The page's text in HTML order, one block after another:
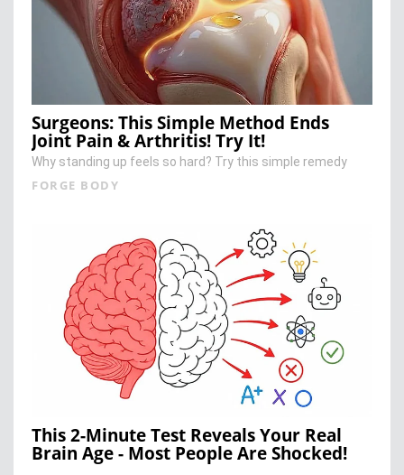
Surgeons: This Simple Method Ends
Joint Pain & Arthritis! Try It!
Why standing up feels so hard? Try this simple remedy
FORGE BODY
This 2-Minute Test Reveals Your Real
Brain Age - Most People Are Shocked!